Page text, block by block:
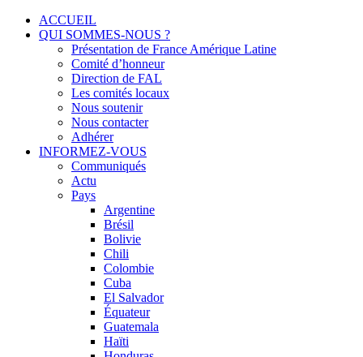
FRANCE AMERIQUE LATINE
Solidarité international et Amitiés entre les peuples
Menu
Skip
ACCUEIL
QUI SOMMES-NOUS ?
Présentation de France Amérique Latine
Comité d’honneur
Direction de FAL
Les comités locaux
Nous soutenir
Nous contacter
Adhérer
INFORMEZ-VOUS
Communiqués
Actu
Pays
Argentine
Brésil
Bolivie
Chili
Colombie
Cuba
El Salvador
Équateur
Guatemala
Haïti